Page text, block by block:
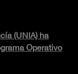
(UNIA) ha
Operativo